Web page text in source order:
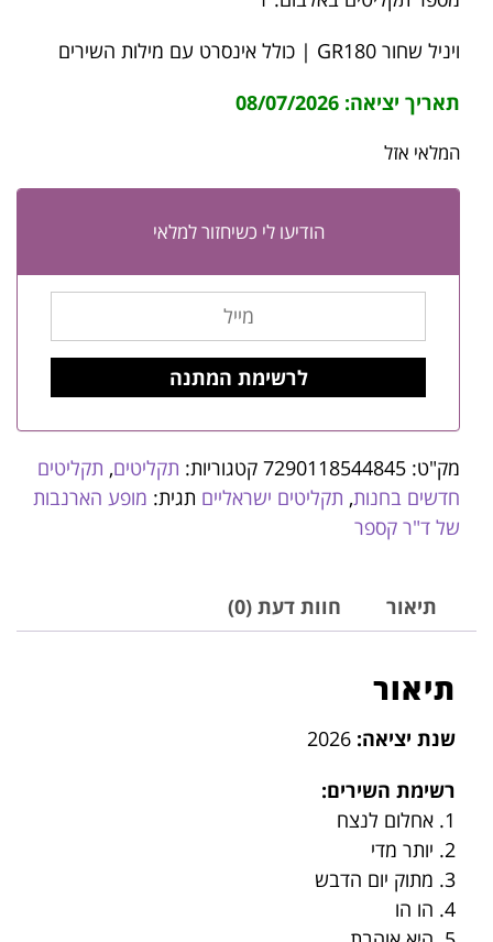
ויניל שחור GR180 | כולל אינסרט עם מילות השירים
תאריך יציאה: 08/07/2026
המלאי אזל
הודיעו לי כשיחזור למלאי
מק"ט: 7290118544845 קטגוריות: תקליטים, תקליטים
חדשים בחנות, תקליטים ישראליים תגית: מופע הארנבות
של ד"ר קספר
תיאור חוות דעת (0)
תיאור
שנת יציאה:
רשימת השירים:
1. אחלום לנצח
2. יותר מדי
3. מתוק יום הדבש
4. הו הו